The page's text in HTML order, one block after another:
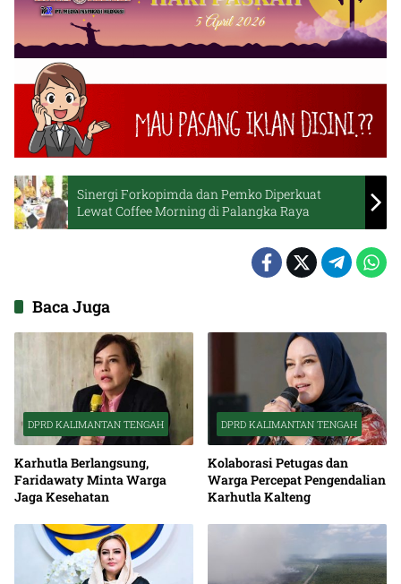
Sinergi Forkopimda dan Pemko Diperkuat
Lewat Coffee Morning di Palangka Raya
Baca Juga
DPRD KALIMANTAN TENGAH
Karhutla Berlangsung,
Faridawaty Minta Warga
Jaga Kesehatan
DPRD KALIMANTAN TENGAH
Kolaborasi Petugas dan
Warga Percepat Pengendalian
Karhutla Kalteng